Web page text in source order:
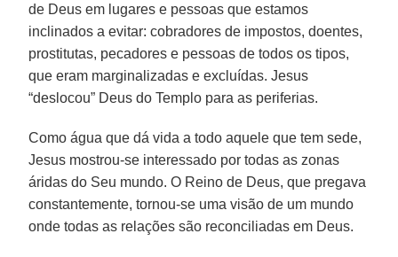
de Deus em lugares e pessoas que estamos
inclinados a evitar: cobradores de impostos, doentes,
prostitutas, pecadores e pessoas de todos os tipos,
que eram marginalizadas e excluídas. Jesus
“deslocou” Deus do Templo para as periferias.
Como água que dá vida a todo aquele que tem sede,
Jesus mostrou-se interessado por todas as zonas
áridas do Seu mundo. O Reino de Deus, que pregava
constantemente, tornou-se uma visão de um mundo
onde todas as relações são reconciliadas em Deus.